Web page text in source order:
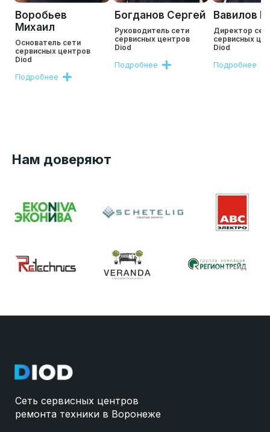
Воробьев
Михаил
Основатель сети
сервисных центров
Diod
Подробнее
Богданов Сергей
Руководитель сети
сервисных центров
Diod
Подробнее
Вавилов
Директор
сервисных
Diod
Подробнее
Нам доверяют
Сеть сервисных центров
ремонта техники в Воронеже